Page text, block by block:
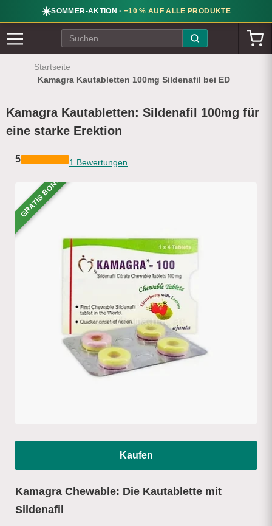
☀️SOMMER-AKTION · −10 % AUF ALLE PRODUKTE
Startseite
Kamagra Kautabletten 100mg Sildenafil bei ED
Kamagra Kautabletten: Sildenafil 100mg für
eine starke Erektion
5 1 Bewertungen
GRATIS BONUS
Kaufen
Kamagra Chewable: Die Kautablette mit
Sildenafil